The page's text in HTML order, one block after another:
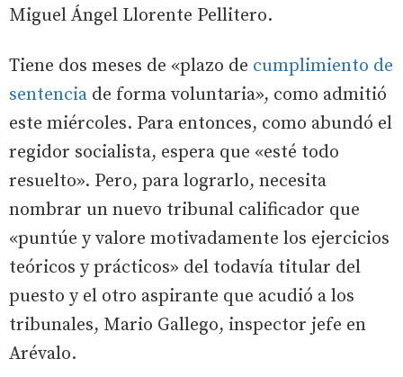
Miguel Ángel Llorente Pellitero.
Tiene dos meses de «plazo de cumplimiento de
sentencia de forma voluntaria», como admitió
este miércoles. Para entonces, como abundó el
regidor socialista, espera que «esté todo
resuelto». Pero, para lograrlo, necesita
nombrar un nuevo tribunal calificador que
«puntúe y valore motivadamente los ejercicios
teóricos y prácticos» del todavía titular del
puesto y el otro aspirante que acudió a los
tribunales, Mario Gallego, inspector jefe en
Arévalo.